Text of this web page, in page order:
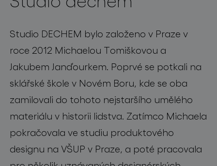
Studio DECHEM bylo založeno v Praze v
roce 2012 Michaelou Tomiškovou a
Jakubem Janďourkem. Poprvé se potkali na
sklářské škole v Novém Boru, kde se oba
zamilovali do tohoto nejstaršího umělého
materiálu v historii lidstva. Zatímco Michaela
pokračovala ve studiu produktového
designu na VŠUP v Praze, a poté pracovala